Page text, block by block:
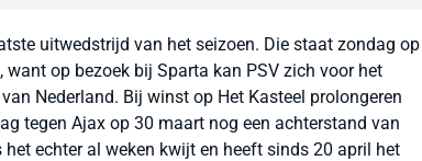
uitwedstrijd van het seizoen. Die staat zondag op
op bezoek bij Sparta kan PSV zich voor het
Nederland. Bij winst op Het Kasteel prolongeren
tegen Ajax op 30 maart nog een achterstand van
echter al weken kwijt en heeft sinds 20 april het